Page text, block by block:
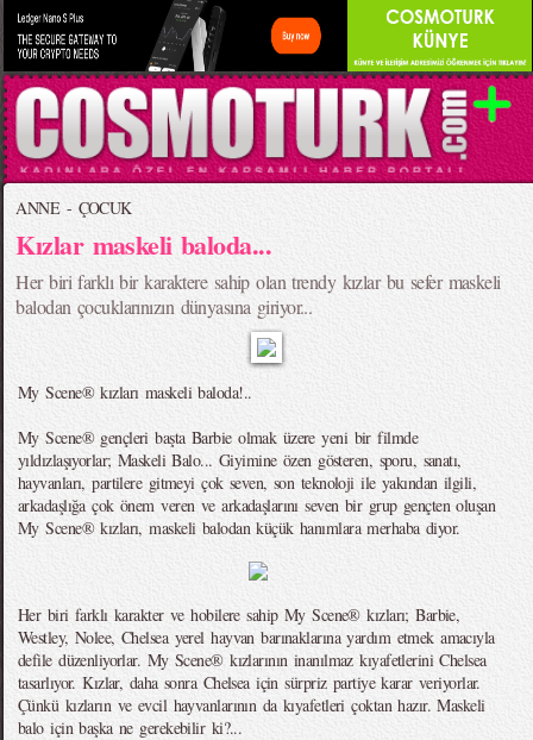
ANNE - ÇOCUK
Kızlar maskeli baloda...
Her biri farklı bir karaktere sahip olan trendy kızlar bu sefer maskeli
balodan çocuklarınızın dünyasına giriyor...
My Scene® kızları maskeli baloda!..
My Scene® gençleri başta Barbie olmak üzere yeni bir filmde
yıldızlaşıyorlar; Maskeli Balo... Giyimine özen gösteren, sporu, sanatı,
hayvanları, partilere gitmeyi çok seven, son teknoloji ile yakından ilgili,
arkadaşlığa çok önem veren ve arkadaşlarını seven bir grup gençten oluşan
My Scene® kızları, maskeli balodan küçük hanımlara merhaba diyor.
Her biri farklı karakter ve hobilere sahip My Scene® kızları; Barbie,
Westley, Nolee, Chelsea yerel hayvan barınaklarına yardım etmek amacıyla
defile düzenliyorlar. My Scene® kızlarının inanılmaz kıyafetlerini Chelsea
tasarlıyor. Kızlar, daha sonra Chelsea için sürpriz partiye karar veriyorlar.
Çünkü kızların ve evcil hayvanlarının da kıyafetleri çoktan hazır. Maskeli
balo için başka ne gerekebilir ki?...